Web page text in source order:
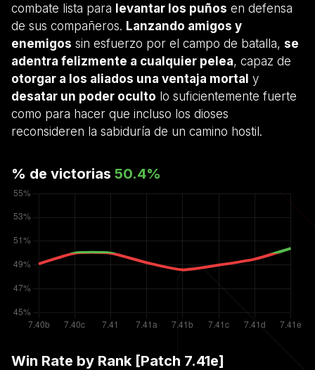
combate lista para levantar los puños en defensa
de sus compañeros. Lanzando amigos y
enemigos sin esfuerzo por el campo de batalla, se
adentra felizmente a cualquier pelea, capaz de
otorgar a los aliados una ventaja mortal y
desatar un poder oculto lo suficientemente fuerte
como para hacer que incluso los dioses
reconsideren la sabiduría de un camino hostil.
% de victorias 50.4%
Win Rate by Rank [Patch 7.41e]